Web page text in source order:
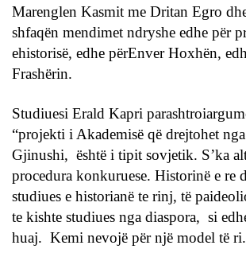
Marenglen Kasmit me Dritan Egro
shfaqën mendimet ndryshe edhe për
ehistorisë, edhe përEnver Hoxhën,
Frashërin.
Studiuesi Erald Kapri
“projekti i Akademisë që drejtohet
Gjinushi, është i tipit sovjetik. S’ka
procedura konkuruese. Historinë e re
studiues e historianë te rinj, të
te kishte studiues nga diaspora, si
huaj. Kemi nevojë për një model të